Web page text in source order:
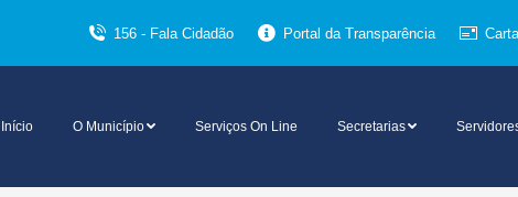
156 - Fala Cidadão Portal da Transparência
Início O Município Serviços On Line Secretarias